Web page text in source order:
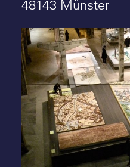
48143 Münster